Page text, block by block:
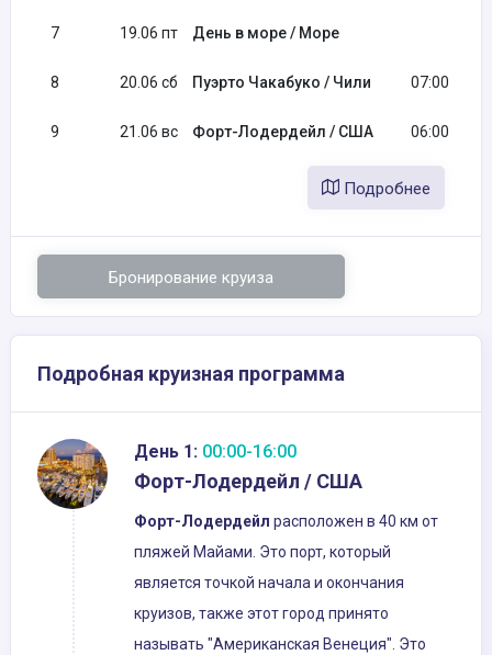
7 19.06 пт День в море / Море
8 20.06 сб Пуэрто Чакабуко / Чили 07:00
9 21.06 вс Форт-Лодердейл / США 06:00
Подробнее
Бронирование круиза
Подробная круизная программа
День 1: 00:00-16:00
Форт-Лодердейл / США
Форт-Лодердейл расположен в 40 км от
пляжей Майами. Это порт, который
является точкой начала и окончания
круизов, также этот город принято
называть "Американская Венеция". Это